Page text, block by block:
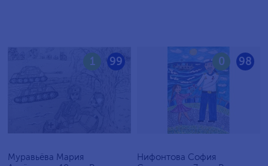
99
1
Муравьёва Мария
98
0
Нифонтова София